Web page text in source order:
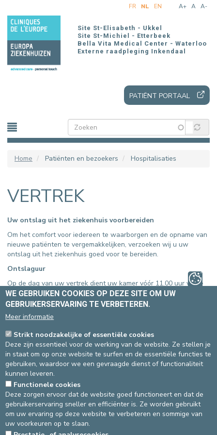
en
naar
inhoud
gaan
A+ A A-
FR NL EN
Site St-Elisabeth - Ukkel
Site St-Michiel - Etterbeek
Bella Vita Medical Center - Waterloo
Externe raadpleging Inkendaal
PATIËNT PORTAAL
Home Patiënten en bezoekers Hospitalisaties
VERTREK
Uw ontslag uit het ziekenhuis voorbereiden
Om het comfort voor iedereen te waarborgen en de opname van
nieuwe patiënten te vergemakkelijken, verzoeken wij u uw
ontslag uit het ziekenhuis goed voor te bereiden.
Ontslaguur
Op de dag van uw vertrek dient uw kamer vóór 11.00 uur vrij te
zijn, zodra uw ontslag door het medisch team is bevestigd.
Vervoer regelen
Wij raden u aan uw vervoer (familie, taxi) te regelen zodra uw
ontslag wordt overwogen. Zo voorkomt u onnodig wachten.
In geval van wachttijd
Als uw vervoer niet onmiddellijk beschikbaar is, is er een
wachtruimte voorzien binnen uw zorgafdeling.
Hartelijk dank voor uw medewerking. Uw hulp is van
onschatbare waarde voor een betere werking van het
ziekenhuis en het comfort van alle patiënten.
WE GEBRUIKEN COOKIES OP DEZE SITE OM UW
GEBRUIKERSERVARING TE VERBETEREN.
Meer informatie
Strikt noodzakelijke of essentiële cookies
Deze zijn essentieel voor de werking van de website. Ze stellen je
in staat om op onze website te surfen en de essentiële functies te
gebruiken, waardoor we een gevraagde dienst of functionaliteit
kunnen leveren.
Functionele cookies
Deze zorgen ervoor dat de website goed functioneert en dat de
gebruikerservaring sneller en efficiënter is. Ze worden gebruikt
om uw ervaring op deze website te verbeteren en sommige van
uw voorkeuren op te slaan.